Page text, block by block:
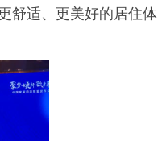
舒适、更美好的居住体